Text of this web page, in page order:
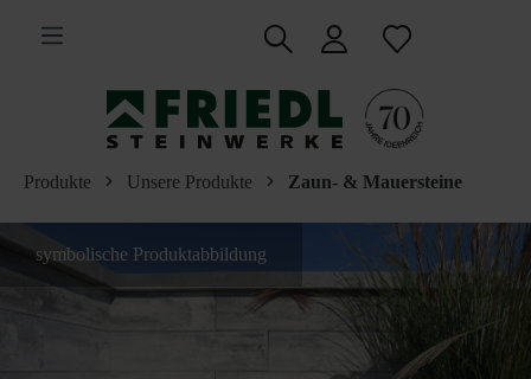
springen
Produkte Unsere Produkte Zaun- & Mauersteine
symbolische Produktabbildung